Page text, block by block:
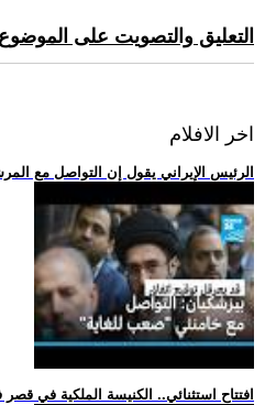
التعليق والتصويت على
اخر الافلام
.. الرئيس الإيراني يقول إن التواصل مع
.. افتتاح استثنائي.. الكنيسة الملكية في